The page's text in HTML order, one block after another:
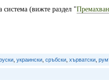
система (вижте раздел "
, украински, сръбски, хърватски,